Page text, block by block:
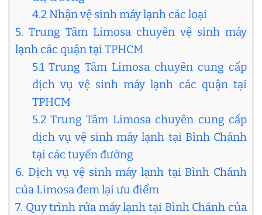
4.2 Nhận vệ sinh máy lạnh các loại
5. Trung Tâm Limosa chuyên vệ sinh máy
lạnh các quận tại TPHCM
5.1 Trung Tâm Limosa chuyên cung cấp
dịch vụ vệ sinh máy lạnh các quận tại
TPHCM
5.2 Trung Tâm Limosa chuyên cung cấp
dịch vụ vệ sinh máy lạnh tại Bình Chánh
tại các tuyến đường
6. Dịch vụ vệ sinh máy lạnh tại Bình Chánh
của Limosa đem lại ưu điểm
7. Quy trình rửa máy lạnh tại Bình Chánh của